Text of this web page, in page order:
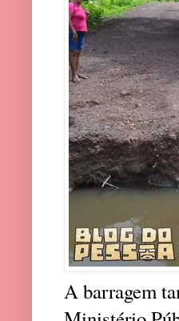
A barragem